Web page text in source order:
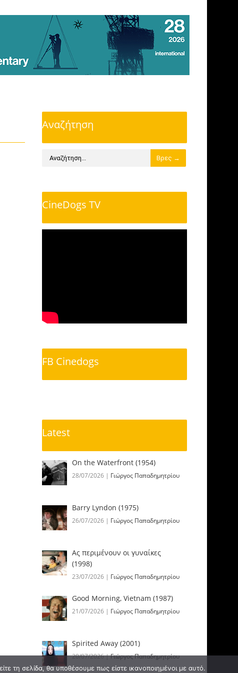
Αναζήτηση
CineDogs TV
FB Cinedogs
Latest
On the Waterfront (1954)
28/07/2026 | Γιώργος Παπαδημητρίου
Barry Lyndon (1975)
26/07/2026 | Γιώργος Παπαδημητρίου
Ας περιμένουν οι γυναίκες
(1998)
23/07/2026 | Γιώργος Παπαδημητρίου
Good Morning, Vietnam (1987)
21/07/2026 | Γιώργος Παπαδημητρίου
Spirited Away (2001)
20/07/2026|Γιώργος Παπαδημητρίου
τη σελίδα, θα υποθέσουμε πως είστε ικανοποιημένοι με αυτό.